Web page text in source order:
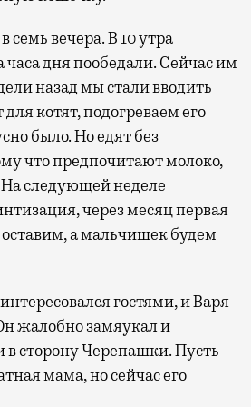
семь вечера. В 10 утра
часа дня пообедали. Сейчас им
назад мы стали вводить
котят, подогреваем его
было. Но едят без
что предпочитают молоко,
следующей неделе
через месяц первая
а мальчишек будем
гостями, и Варя
жалобно замяукал и
в сторону Черепашки. Пусть
мама, но сейчас его